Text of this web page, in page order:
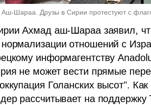
Аш-Шараа. Друзы в Сирии протестуют с
Ахмад аш-Шараа заявил,
нормализации отношений с
информагентству
не может вести прямые
Голанских высот".
рассчитывает на поддержку